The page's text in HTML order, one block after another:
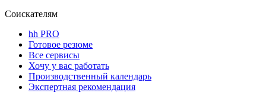
Соискателям
hh PRO
Готовое резюме
Все сервисы
Хочу у вас работать
Производственный календарь
Экспертная рекомендация